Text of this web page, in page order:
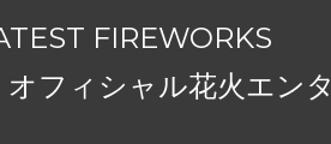
FIREWORKS
オフィシャル花火エンタ